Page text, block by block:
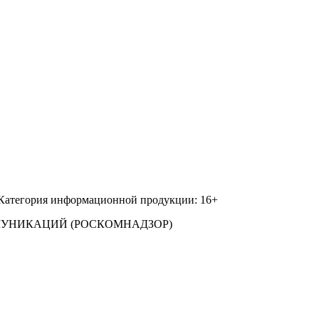
информационной продукции: 16+
(РОСКОМНАДЗОР)